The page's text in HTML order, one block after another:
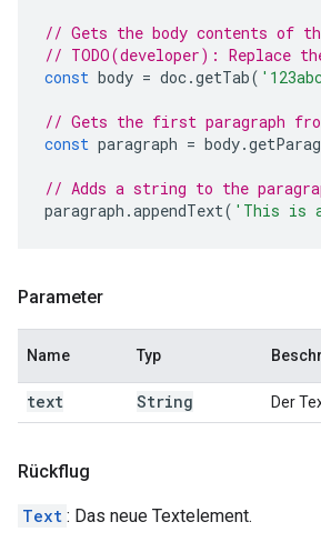
// Gets the body contents of
// TODO(developer): Replace
const body = doc.getTab(
// Gets the first paragraph
const paragraph = body.
// Adds a string to the
paragraph .appendText( 'This is a
Parameter
Name Typ
text String Der
Rückflug
Text : Das neue Textelement.